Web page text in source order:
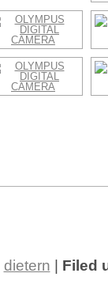
dietern | Filed